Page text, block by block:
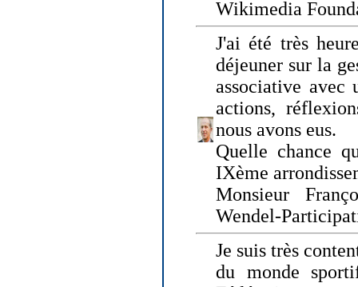
Wikimedia
J'ai été très
déjeuner sur la
associative avec
actions,
nous avons eus.
Quelle chance
IXème
Monsieur
Wendel-
Je suis très
du monde